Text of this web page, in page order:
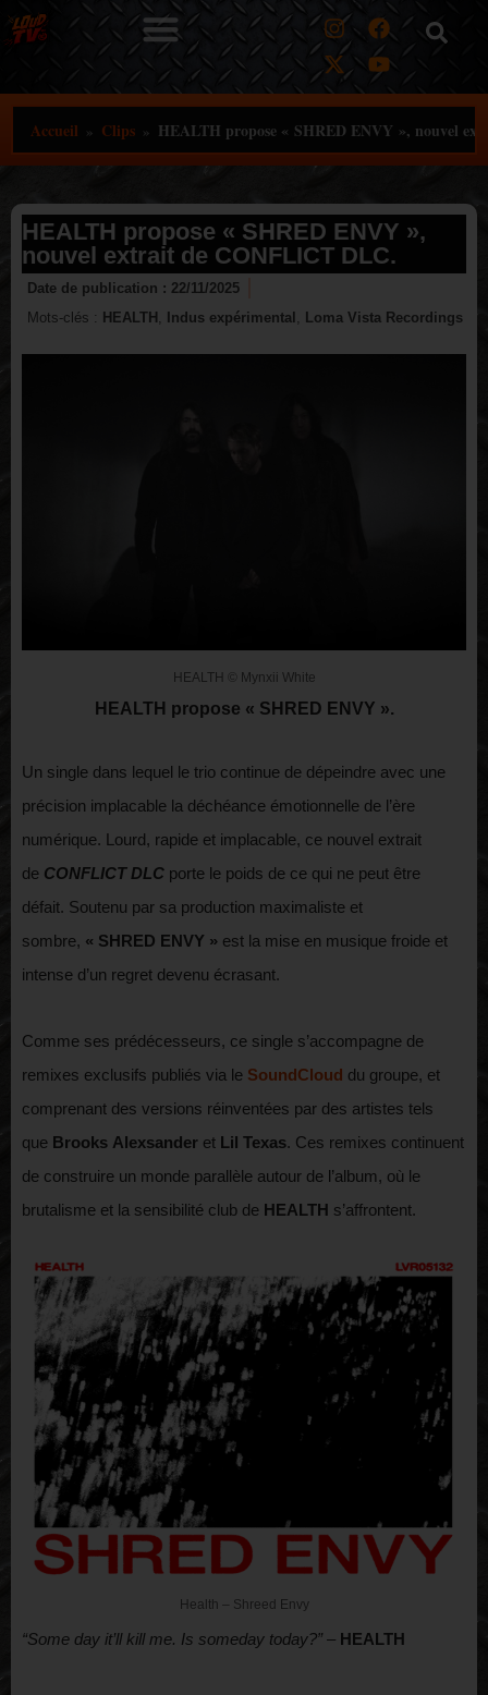
contenu
Accueil » Clips » HEALTH propose « SHRED ENVY », nouvel
HEALTH propose « SHRED ENVY »,
nouvel extrait de CONFLICT DLC.
Date de publication : 22/11/2025
Mots-clés : HEALTH Indus expérimental Loma Vista Recordings
HEALTH © Mynxii White
HEALTH propose « SHRED ENVY ».
Un single dans lequel le trio continue de dépeindre avec une
précision implacable la déchéance émotionnelle de l’ère
numérique. Lourd, rapide et implacable, ce nouvel extrait
de CONFLICT DLC porte le poids de ce qui ne peut être
défait. Soutenu par sa production maximaliste et
sombre, « SHRED ENVY » est la mise en musique froide et
intense d’un regret devenu écrasant.
Comme ses prédécesseurs, ce single s’accompagne de
remixes exclusifs publiés via le SoundCloud du groupe, et
comprenant des versions réinventées par des artistes tels
que Brooks Alexsander et Lil Texas. Ces remixes continuent
de construire un monde parallèle autour de l’album, où le
brutalisme et la sensibilité club de HEALTH s’affrontent.
Health – Shreed Envy
“Some day it’ll kill me. Is someday today?” – HEALTH